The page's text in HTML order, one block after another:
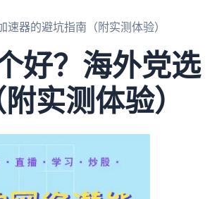
速器的避坑指南（附实测体验）
好？海外党选
实测体验）